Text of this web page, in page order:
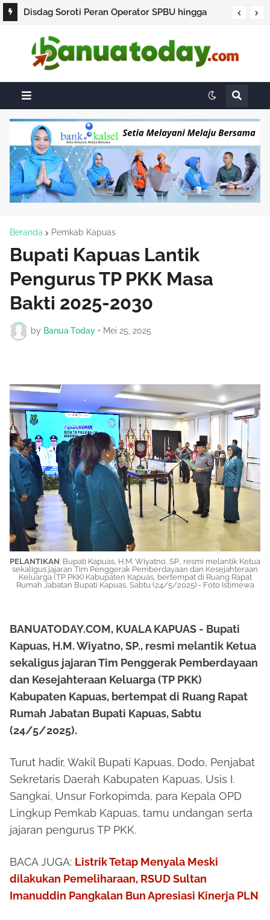
Disdag Soroti Peran Operator SPBU hingga
Berjam-jam di HST
Beranda Pemkab Kapuas
Bupati Kapuas Lantik
Pengurus TP PKK Masa
Bakti 2025-2030
by Banua Today • Mei 25, 2025
PELANTIKAN: Bupati Kapuas, H.M. Wiyatno, SP., resmi melantik Ketua
sekaligus jajaran Tim Penggerak Pemberdayaan dan Kesejahteraan
Keluarga (TP PKK) Kabupaten Kapuas, bertempat di Ruang Rapat
Rumah Jabatan Bupati Kapuas, Sabtu (24/5/2025) - Foto Istimewa
BANUATODAY.COM, KUALA KAPUAS - Bupati
Kapuas, H.M. Wiyatno, SP., resmi melantik Ketua
sekaligus jajaran Tim Penggerak Pemberdayaan
dan Kesejahteraan Keluarga (TP PKK)
Kabupaten Kapuas, bertempat di Ruang Rapat
Rumah Jabatan Bupati Kapuas, Sabtu
(24/5/2025).
Turut hadir, Wakil Bupati Kapuas, Dodo, Penjabat
Sekretaris Daerah Kabupaten Kapuas, Usis I.
Sangkai, Unsur Forkopimda, para Kepala OPD
Lingkup Pemkab Kapuas, tamu undangan serta
jajaran pengurus TP PKK.
BACA JUGA: Listrik Tetap Menyala Meski
dilakukan Pemeliharaan, RSUD Sultan
Imanuddin Pangkalan Bun Apresiasi Kinerja PLN